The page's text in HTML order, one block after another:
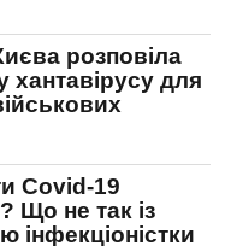
розповіла
хантавірусу для
Covid-19
Що не так із
інфекціоністки